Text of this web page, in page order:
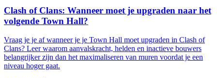
Clash of Clans: Wanneer moet je upgraden naar het
volgende Town Hall?
Vraag je je af wanneer je je Town Hall moet upgraden in Clash of
Clans? Leer waarom aanvalskracht, helden en inactieve bouwers
belangrijker zijn dan het maximaliseren van muren voordat je een
niveau hoger gaat.